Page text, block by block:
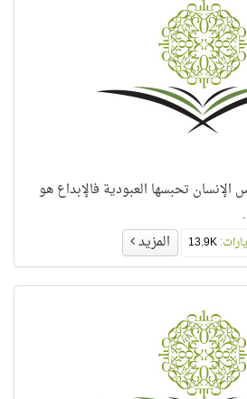
الإنسان تحبسها العبودية فالإبداع هو
13.9K المزيد